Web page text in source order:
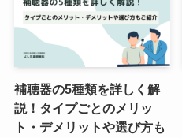
補聴器の5種類を詳しく解
説！タイプごとのメリッ
ト・デメリットや選び方も